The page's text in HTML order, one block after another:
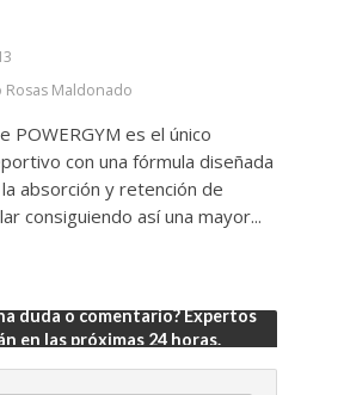
Rosas Maldonado
POWERGYM es el único
con una fórmula diseñada
absorción y retención de
consiguiendo así una mayor...
duda o comentario? Expertos
en las próximas 24 horas.